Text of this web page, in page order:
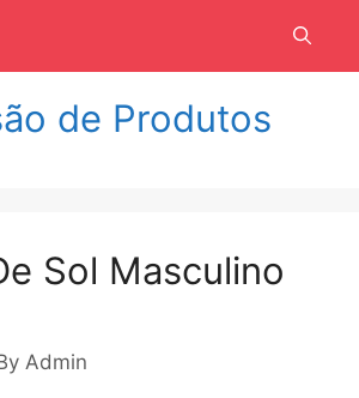
de Produtos
Sol Masculino
Admin